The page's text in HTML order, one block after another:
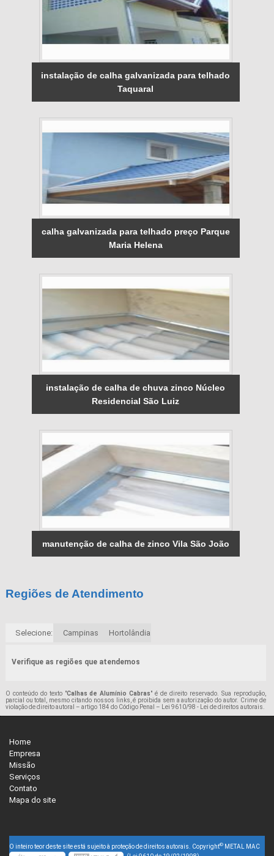
instalação de calha galvanizada para telhado
Taquaral
calha galvanizada para telhado preço Parque
Maria Helena
instalação de calha de chuva zinco Núcleo
Residencial São Luiz
manutenção de calha de zinco Vila São João
Regiões de Atendimento
Selecione: Campinas Hortolândia
Verifique as regiões que atendemos
O conteúdo do texto "Calhas de Alumínio Cabras" é de direito reservado. Sua reprodução,
parcial ou total, mesmo citando nossos links, é proibida sem a autorização do autor. Crime de
violação de direito autoral – artigo 184 do Código Penal – Lei 9610/98 - Lei de direitos autorais.
Home
Empresa
Missão
Serviços
Contato
Mapa do site
O inteiro teor deste site está sujeito à proteção de direitos autorais. Copyright© METAL MAC